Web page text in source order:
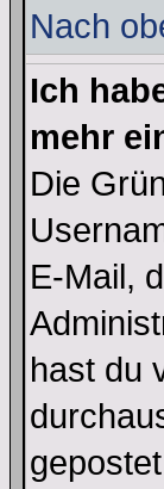
Nach
Ich
mehr
Die
E-Mail,
hast du